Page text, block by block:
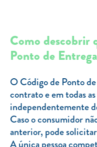
Como descobrir
Ponto de
O Código de Ponto
contrato e em todas
independentemente
Caso o consumidor
anterior, pode
A única pessoa